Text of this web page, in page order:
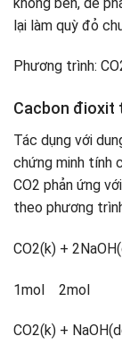
lại làm quỳ đỏ
Phương trình:
Cacbon đioxit
Tác dụng với
chứng minh tính
CO2 phản ứng
theo phương
CO2(k) +
1mol 2mol
CO2(k) +